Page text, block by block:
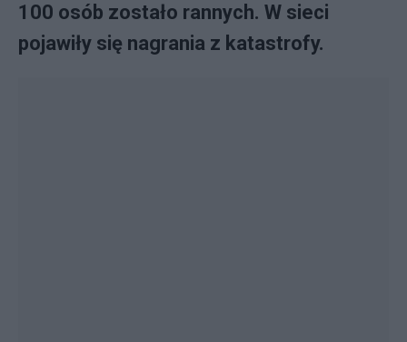
100 osób zostało rannych. W sieci
pojawiły się nagrania z katastrofy.